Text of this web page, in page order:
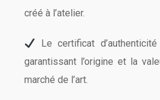
créé à l’atelier.
Le certificat
garantissant l’origine et la
marché de l’art.